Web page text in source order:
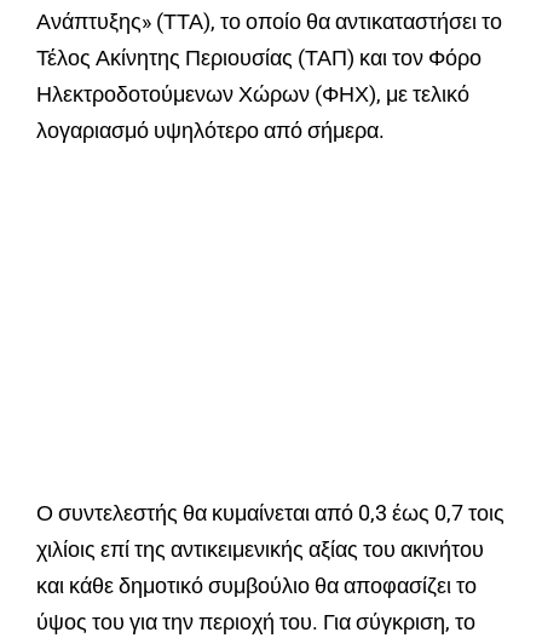
Ανάπτυξης» (ΤΤΑ), το οποίο θα αντικαταστήσει το
Τέλος Ακίνητης Περιουσίας (ΤΑΠ) και τον Φόρο
Ηλεκτροδοτούμενων Χώρων (ΦΗΧ), με τελικό
λογαριασμό υψηλότερο από σήμερα.
Ο συντελεστής θα κυμαίνεται από 0,3 έως 0,7 τοις
χιλίοις επί της αντικειμενικής αξίας του ακινήτου
και κάθε δημοτικό συμβούλιο θα αποφασίζει το
ύψος του για την περιοχή του. Για σύγκριση, το